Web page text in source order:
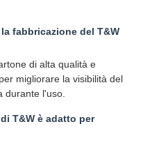
fabbricazione del T&W
di alta qualità e
migliorare la visibilità del
durante l'uso.
T&W è adatto per